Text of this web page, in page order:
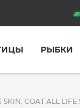
РЫБКИ
COAT ALL LIFE